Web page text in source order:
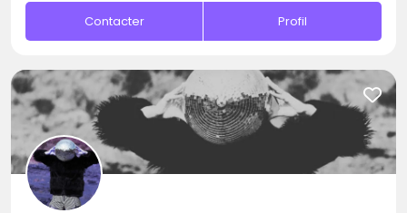
Contacter Profil